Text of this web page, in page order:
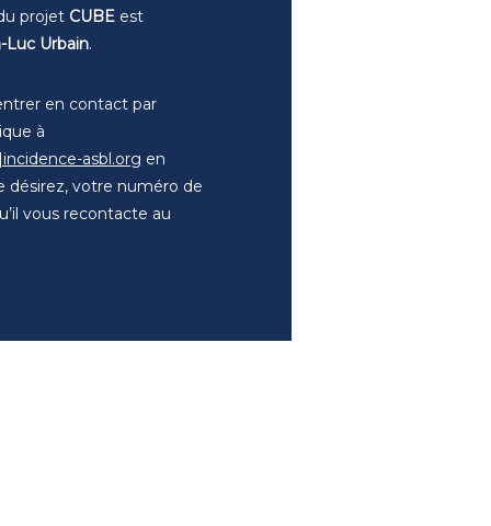
projet CUBE est
Luc Urbain.
en contact par
à
asbl.org en
désirez, votre numéro de
vous recontacte au